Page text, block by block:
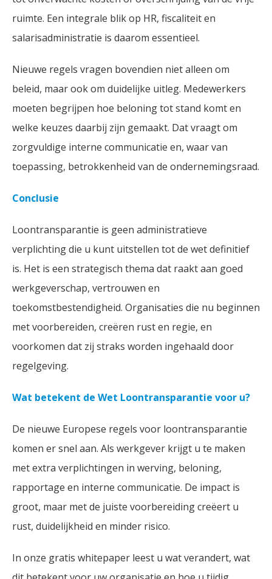
ruimte. Een integrale blik op HR, fiscaliteit en
salarisadministratie is daarom essentieel.
Nieuwe regels vragen bovendien niet alleen om
beleid, maar ook om duidelijke uitleg. Medewerkers
moeten begrijpen hoe beloning tot stand komt en
welke keuzes daarbij zijn gemaakt. Dat vraagt om
zorgvuldige interne communicatie en, waar van
toepassing, betrokkenheid van de ondernemingsraad.
Conclusie
Loontransparantie is geen administratieve
verplichting die u kunt uitstellen tot de wet definitief
is. Het is een strategisch thema dat raakt aan goed
werkgeverschap, vertrouwen en
toekomstbestendigheid. Organisaties die nu beginnen
met voorbereiden, creëren rust en regie, en
voorkomen dat zij straks worden ingehaald door
regelgeving.
Wat betekent de Wet Loontransparantie voor u?
De nieuwe Europese regels voor loontransparantie
komen er snel aan. Als werkgever krijgt u te maken
met extra verplichtingen in werving, beloning,
rapportage en interne communicatie. De impact is
groot, maar met de juiste voorbereiding creëert u
rust, duidelijkheid en minder risico.
In onze gratis whitepaper leest u wat verandert, wat